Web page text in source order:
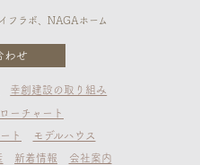
フラボ、NAGAホーム
わせ
幸創建設の取り組み
ーチャート
ト モデルハウス
新着情報 会社案内